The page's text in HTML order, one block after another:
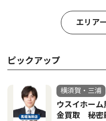
エリア
ピックアップ
横須賀・三浦
ウスイホー
金買取 秘密